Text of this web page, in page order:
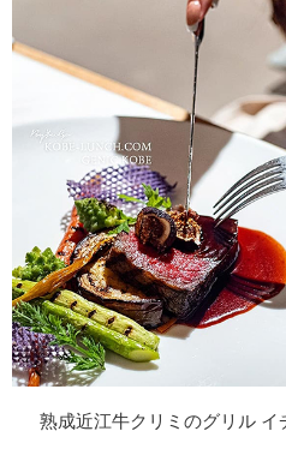
熟成近江牛クリミのグリル イ